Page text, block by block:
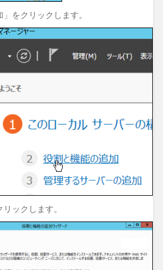
」をクリックします。
ックします。